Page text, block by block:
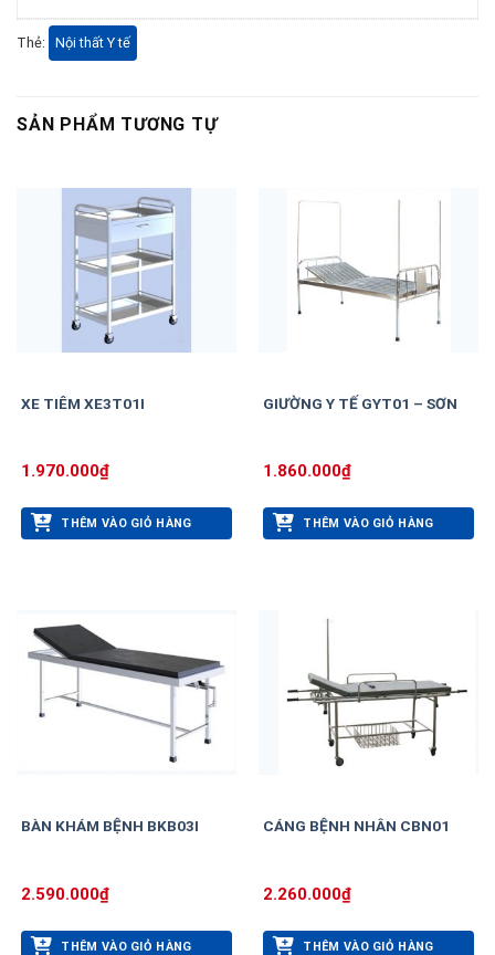
Thẻ: Nội thất Y tế
SẢN PHẨM TƯƠNG TỰ
XE TIÊM XE3T01I
1.970.000₫
THÊM VÀO GIỎ HÀNG
GIƯỜNG Y TẾ GYT01 – SƠN
1.860.000₫
THÊM VÀO GIỎ HÀNG
BÀN KHÁM BỆNH BKB03I
2.590.000₫
THÊM VÀO GIỎ HÀNG
CÁNG BỆNH NHÂN CBN01
2.260.000₫
THÊM VÀO GIỎ HÀNG